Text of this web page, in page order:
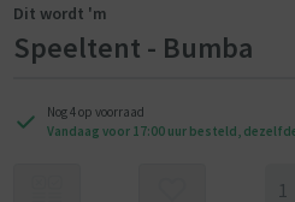
Dit wordt 'm
Speeltent - Bumba
Nog 4 op voorraad
Vandaag voor 17:00 uur besteld,